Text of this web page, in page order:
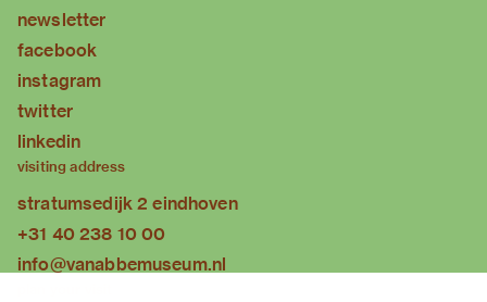
newsletter
facebook
instagram
twitter
linkedin
visiting address
stratumsedijk 2 eindhoven
+31 40 238 10 00
info@vanabbemuseum.nl